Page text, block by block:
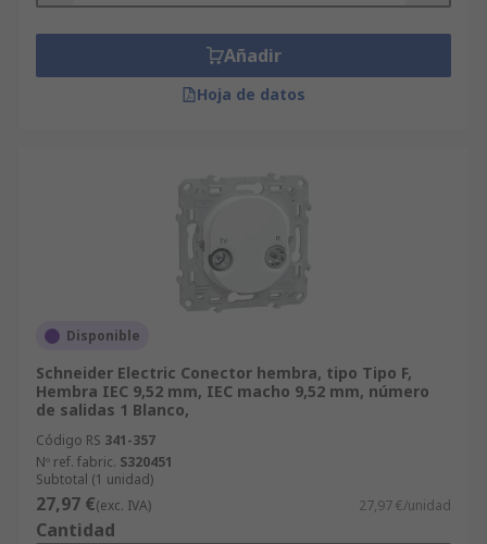
Añadir
Hoja de datos
Disponible
Schneider Electric Conector hembra, tipo Tipo F,
Hembra IEC 9,52 mm, IEC macho 9,52 mm, número
de salidas 1 Blanco,
Código RS 341-357
Nº ref. fabric. S320451
Subtotal (1 unidad)
27,97 €(exc. IVA) 27,97 €/unidad
Cantidad